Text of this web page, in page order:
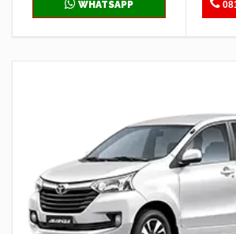
WHATSAPP